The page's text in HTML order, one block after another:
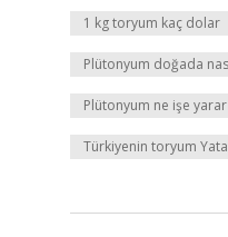
1 kg toryum kaç dolar
Plütonyum doğada
Plütonyum ne işe yarar
Türkiyenin toryum